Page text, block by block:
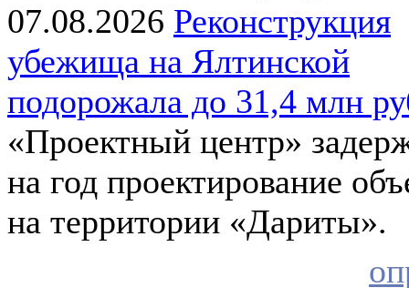
07.08.2026 Реконструкция
убежища на Ялтинской
подорожала до 31,4 млн
«Проектный центр»
на год проектирование
на территории «Дариты».